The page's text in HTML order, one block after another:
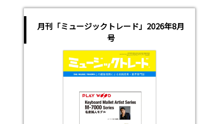
月刊「ミュージックトレード」2026年8月
号